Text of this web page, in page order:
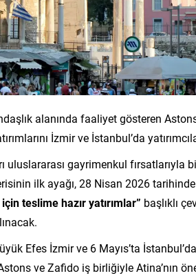
alanında faaliyet gösteren
İzmir ve İstanbul’da
uluslararası gayrimenkul
ilk ayağı, 28 Nisan 2026
için teslime hazır yatırımlar” başlıklı
Efes İzmir ve 6 Mayıs’ta
ve Zafido iş birliğiyle Atina’nın